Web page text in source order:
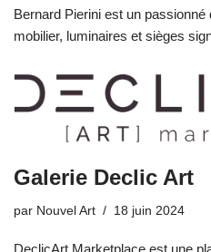
Bernard Pierini est un
mobilier, luminaires et sièges
Galerie Declic Art
par Nouvel Art 18 juin 2024
DeclicArt Marketplace est une